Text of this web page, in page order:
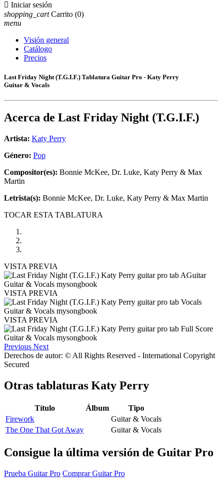
 Iniciar sesión
shopping_cart Carrito (0)
menu
Visión general
Catálogo
Precios
Last Friday Night (T.G.I.F.) Tablatura Guitar Pro - Katy Perry
Guitar & Vocals
Acerca de Last Friday Night (T.G.I.F.)
Artista: Katy Perry
Género: Pop
Compositor(es): Bonnie McKee, Dr. Luke, Katy Perry & Max
Martin
Letrista(s): Bonnie McKee, Dr. Luke, Katy Perry & Max Martin
TOCAR ESTA TABLATURA
VISTA PREVIA
VISTA PREVIA
VISTA PREVIA
Previous Next
Derechos de autor: © All Rights Reserved - International Copyright
Secured
Otras tablaturas Katy Perry
Título Álbum
Tipo
Firework
Guitar & Vocals
The One That Got Away
Guitar & Vocals
Consigue la última versión de Guitar Pro
Prueba Guitar Pro Comprar Guitar Pro